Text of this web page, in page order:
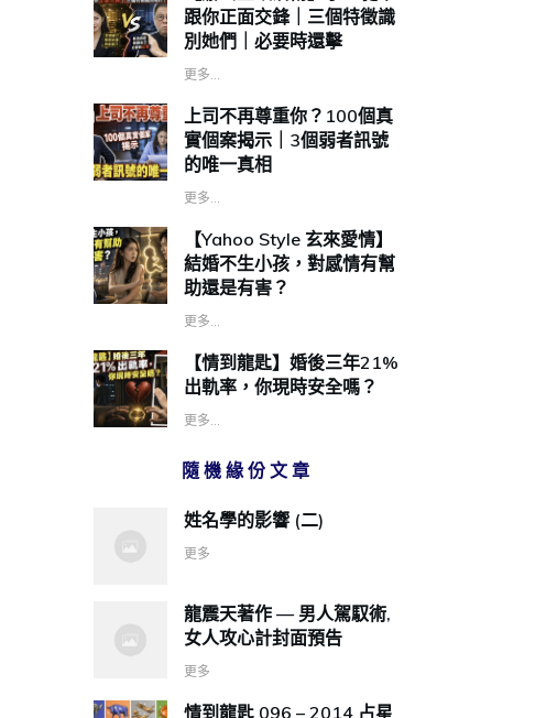
跟你正面交鋒｜三個特徵識
別她們｜必要時還擊
更多...
上司不再尊重你？100個真
實個案揭示｜3個弱者訊號
的唯一真相
更多...
【Yahoo Style 玄來愛情】
結婚不生小孩，對感情有幫
助還是有害？
更多...
【情到龍匙】婚後三年21%
出軌率，你現時安全嗎？
更多...
隨機緣份文章
姓名學的影響 (二)
更多
龍震天著作 — 男人駕馭術,
女人攻心計封面預告
更多
情到龍匙 096 – 2014 占星